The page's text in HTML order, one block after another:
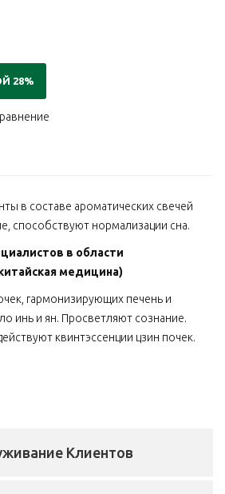
28%
в составе ароматических свечей
способствуют нормализации сна.
в области
медицина)
гармонизирующих печень и
инь и ян. Просветляют сознание.
квинтэссенции цзин почек.
желчного пузыря и успокаивают
Клиентов